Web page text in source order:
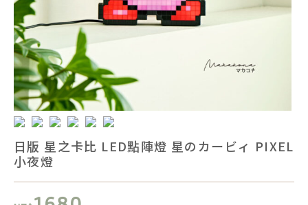
日版 星之卡比 LED點陣燈 星のカービィ PIXEL
小夜燈